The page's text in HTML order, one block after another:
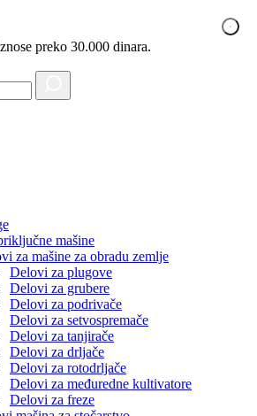
preko 30.000 dinara.
mašine
za mašine za obradu zemlje
Delovi za plugove
Delovi za grubere
Delovi za podrivače
Delovi za setvospremače
Delovi za tanjirače
Delovi za drljače
Delovi za rotodrljače
Delovi za međuredne kultivatore
Delovi za freze